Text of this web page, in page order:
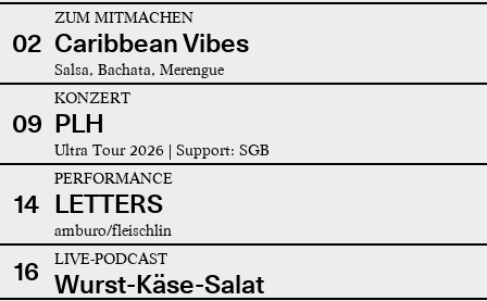
02
ZUM MITMACHEN
Caribbean Vibes
Salsa, Bachata, Merengue
09
KONZERT
PLH
Ultra Tour 2026 | Support: SGB
14
PERFORMANCE
LETTERS
amburo/fleischlin
16 LIVE-PODCAST
Wurst-Käse-Salat